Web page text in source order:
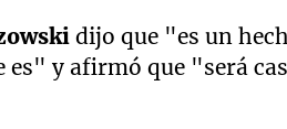
dijo que "es un
es" y afirmó que "será